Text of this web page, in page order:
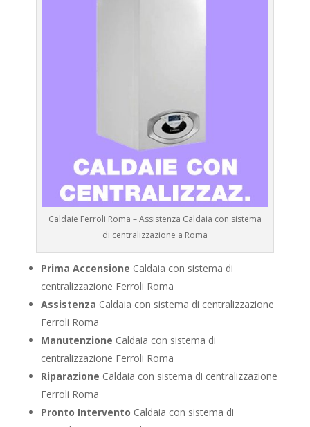
Caldaie Ferroli Roma – Assistenza Caldaia con sistema
di centralizzazione a Roma
Prima Accensione Caldaia con sistema di
centralizzazione Ferroli Roma
Assistenza Caldaia con sistema di centralizzazione
Ferroli Roma
Manutenzione Caldaia con sistema di
centralizzazione Ferroli Roma
Riparazione Caldaia con sistema di centralizzazione
Ferroli Roma
Pronto Intervento Caldaia con sistema di